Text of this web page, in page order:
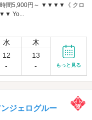
時間5,900円～ ▼▼▼▼《 クロ
Yo...
水 木
12
-
13
-
もっと見る
ジェログルー